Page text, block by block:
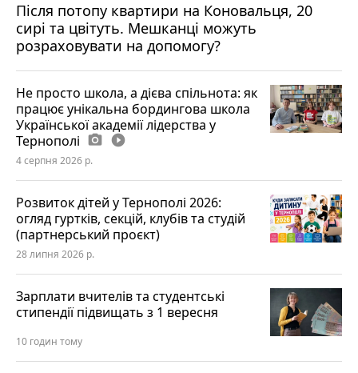
Після потопу квартири на Коновальця, 20
сирі та цвітуть. Мешканці можуть
розраховувати на допомогу?
Не просто школа, а дієва спільнота: як
працює унікальна бордингова школа
Української академії лідерства у
Тернополі photo_camera play_circle_filled
4 серпня 2026 р.
Розвиток дітей у Тернополі 2026:
огляд гуртків, секцій, клубів та студій
(партнерський проєкт)
28 липня 2026 р.
Зарплати вчителів та студентські
стипендії підвищать з 1 вересня
10 годин тому